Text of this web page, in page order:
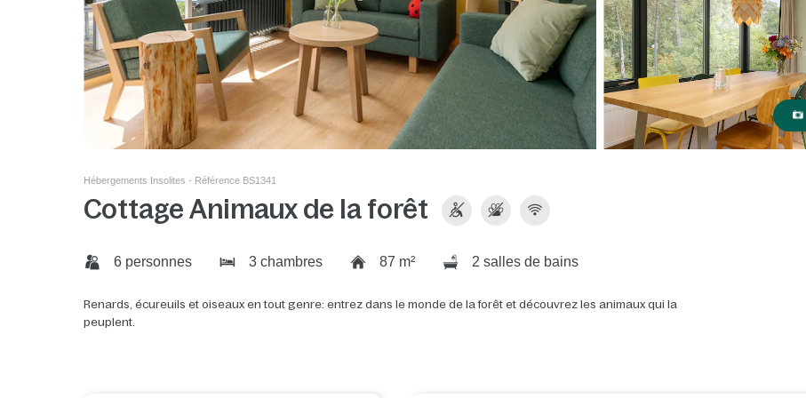
Hébergements Insolites - Référence BS1341
Cottage Animaux de la forêt
6 personnes 3 chambres 87 m² 2 salles de bains
Renards, écureuils et oiseaux en tout genre: entrez dans le monde de la forêt et découvrez les animaux qui la
peuplent.